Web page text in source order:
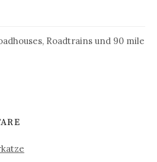
Roadtrains und 90 mile